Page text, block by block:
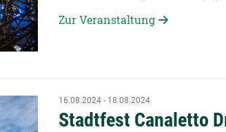
Zur Veranstaltung
Stadtfest Canaletto
16.08.2024 - 18.08.2024